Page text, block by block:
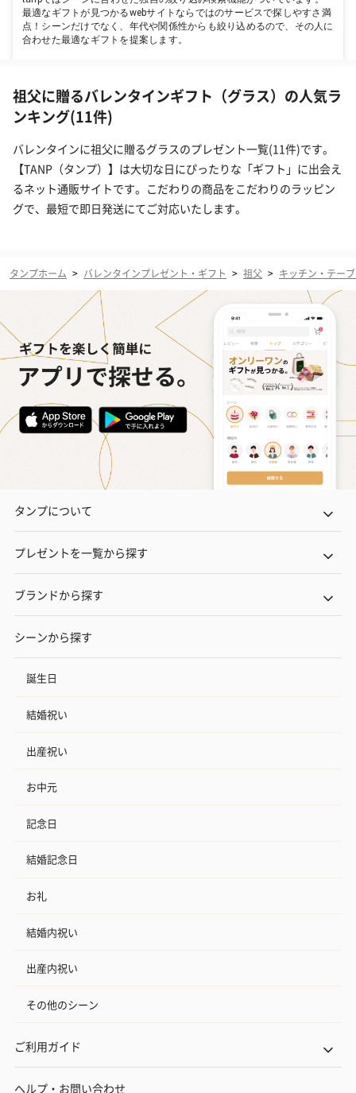
最適なギフトが見つかるwebサイトならではのサービスで探しやすさ満
点！シーンだけでなく、年代や関係性からも絞り込めるので、その人に
合わせた最適なギフトを提案します。
祖父に贈るバレンタインギフト（グラス）の人気ラ
ンキング(11件)
バレンタインに祖父に贈るグラスのプレゼント一覧(11件)です。
【TANP（タンプ）】は大切な日にぴったりな「ギフト」に出会え
るネット通販サイトです。こだわりの商品をこだわりのラッピン
グで、最短で即日発送にてご対応いたします。
タンプホーム > バレンタインプレゼント・ギフト > 祖父 > キッチン・テー
タンプについて
プレゼントを一覧から探す
ブランドから探す
シーンから探す
誕生日
結婚祝い
出産祝い
お中元
記念日
結婚記念日
お礼
結婚内祝い
出産内祝い
その他のシーン
ご利用ガイド
ヘルプ・お問い合わせ